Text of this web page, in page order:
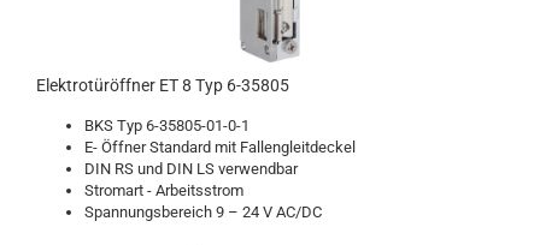
Elek­tro­tür­öff­ner ET 8 Typ 6-​35805
BKS Typ 6-​35805-01-0-1
E- Öff­ner Stan­dard mit Fal­len­gleit­de­ckel
DIN RS und DIN LS ver­wend­bar
Strom­art - Ar­beits­strom
Span­nungs­be­reich 9 – 24 V AC/DC